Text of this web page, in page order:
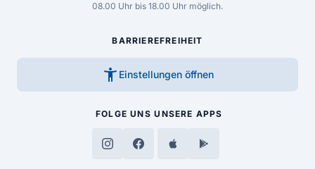
08.00 Uhr bis 18.00 Uhr möglich.
BARRIEREFREIHEIT
accessibility_new Einstellungen öffnen
FOLGE UNS UNSERE APPS